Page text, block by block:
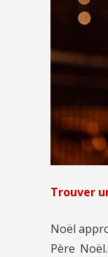
Trouver
Noël
Père